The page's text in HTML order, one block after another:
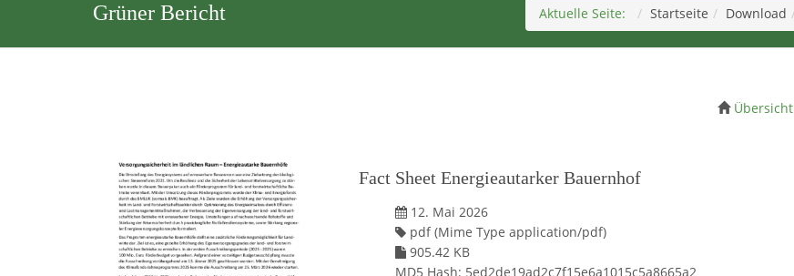
Grüner Bericht Aktuelle Seite: Startseite Download
Übersicht
Fact Sheet Energieautarker Bauernhof
12. Mai 2026
pdf (Mime Type application/pdf)
905.42 KB
MD5 Hash: 5ed2de19ad2c7f15e6a1015c5a8665a2